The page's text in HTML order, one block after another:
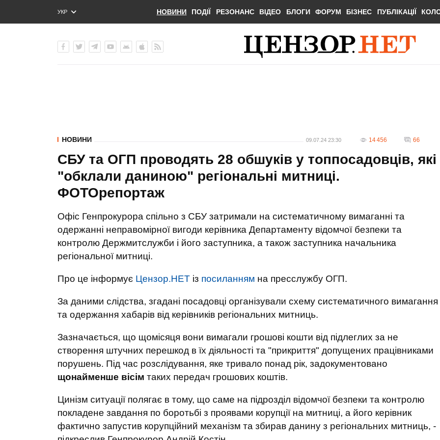
УКР
ENG
НОВИНИ ПОДІЇ РЕЗОНАНС ВІДЕО БЛОГИ ФОРУМ БІЗНЕС ПУБЛІКАЦІЇ
НОВИНИ 09.07.24 23:30 14 456 66
СБУ та ОГП проводять 28 обшуків у топпосадовців, які
"обклали даниною" регіональні митниці.
ФОТОрепортаж
Офіс Генпрокурора спільно з СБУ затримали на систематичному вимаганні та
одержанні неправомірної вигоди керівника Департаменту відомчої безпеки та
контролю Держмитслужби і його заступника, а також заступника начальника
регіональної митниці.
Про це інформує Цензор.НЕТ із посиланням на пресслужбу ОГП.
За даними слідства, згадані посадовці організували схему систематичного вимагання
та одержання хабарів від керівників регіональних митниць.
Зазначається, що щомісяця вони вимагали грошові кошти від підлеглих за не
створення штучних перешкод в їх діяльності та "прикриття" допущених працівниками
порушень. Під час розслідування, яке тривало понад рік, задокументовано
щонайменше вісім таких передач грошових коштів.
Цинізм ситуації полягає в тому, що саме на підрозділ відомчої безпеки та контролю
покладене завдання по боротьбі з проявами корупції на митниці, а його керівник
фактично запустив корупційний механізм та збирав данину з регіональних митниць, -